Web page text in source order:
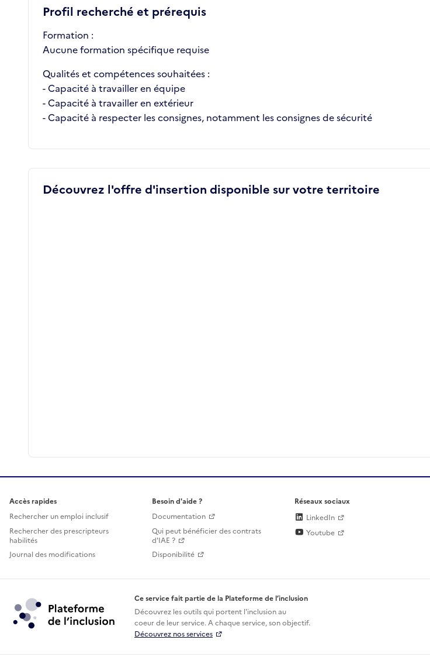
Profil recherché et prérequis
Formation :
Aucune formation spécifique requise
Qualités et compétences souhaitées :
- Capacité à travailler en équipe
- Capacité à travailler en extérieur
- Capacité à respecter les consignes, notamment les consignes de sécurité
Découvrez l'offre d'insertion disponible sur votre territoire
Accès rapides
Rechercher un emploi inclusif
Rechercher des prescripteurs
habilités
Journal des modifications
Besoin d'aide ?
Documentation
Qui peut bénéficier des contrats
d'IAE ?
Disponibilité
Réseaux sociaux
LinkedIn
Youtube
Ce service fait partie de la Plateforme de l’inclusion
Découvrez les outils qui portent l'inclusion au
coeur de leur service. A chaque service, son objectif.
Découvrez nos services